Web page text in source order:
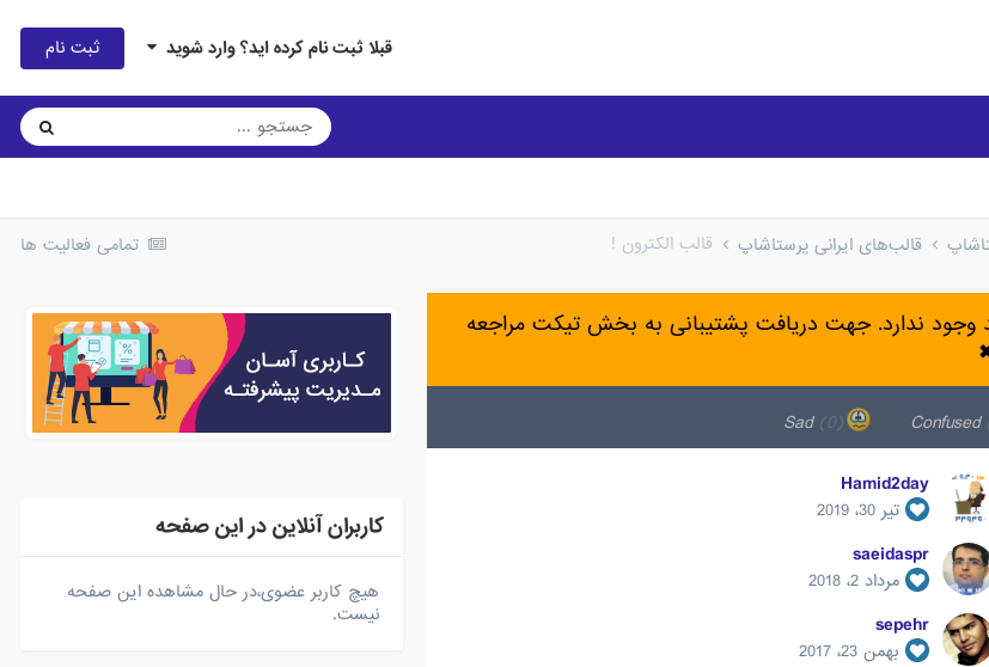
قبلا ثبت نام کرده اید؟ وارد شوید ثبت نام
تمامی فعالیت ها قالب‌های ایرانی پرستاشاپ قالب الکترون !
ندارد. جهت دریافت پشتیبانی به بخش تیکت مراجعه
Sad
(0)
Hamid2day
تیر 30، 2019
saeidaspr
مرداد 2، 2018
sepehr
بهمن 23، 2017
کاربران آنلاین در این صفحه
هیچ کاربر عضوی،در حال مشاهده این صفحه
نیست.